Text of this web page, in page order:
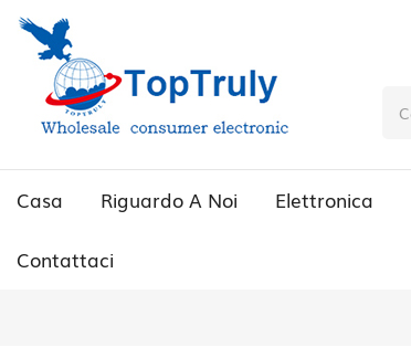
Casa Riguardo A Noi Elettronica
Contattaci